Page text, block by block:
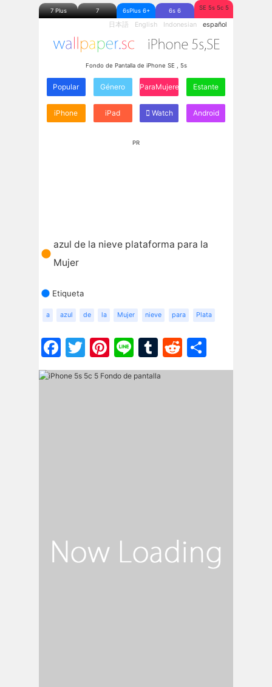
7 Plus 7 6sPlus 6+ 6s 6 SE 5s 5c 5
日本語 English Indonesian español
Fondo de Pantalla de iPhone SE , 5s
Popular Género ParaMujeres Estante
iPhone iPad Watch Android
PR
azul de la nieve plataforma para la
Mujer
Etiqueta
a azul de la Mujer nieve para Plata
Facebook
Twitter
Pinterest
LineTumblr
Reddit